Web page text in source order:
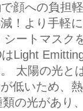
顔への負担
！より手軽
シートマスク
はLight
太陽の光と
低いため、
類の光があり